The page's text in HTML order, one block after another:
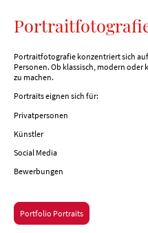
Portraitfotografie konzentriert sich
Personen. Ob klassisch, modern oder
zu machen.
Portraits eignen sich für:
Privatpersonen
Künstler
Social Media
Bewerbungen
Portfolio Portraits